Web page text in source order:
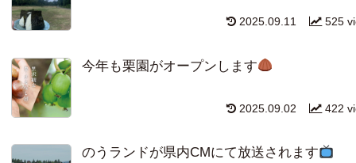
525
2025.09.11
今年も栗園がオープンします
422
2025.09.02
のうランドが県内CMにて放送されます